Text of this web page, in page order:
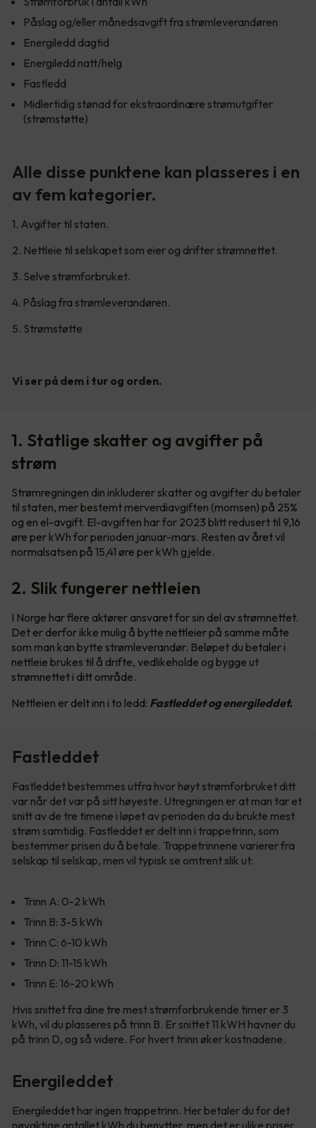
Påslag og/eller månedsavgift fra strømleverandøren
Energiledd dagtid
Energiledd natt/helg
Fastledd
Midlertidig stønad for ekstraordinære strømutgifter
(strømstøtte)
Alle disse punktene kan plasseres i en
av fem kategorier.
1. Avgifter til staten.
2. Nettleie til selskapet som eier og drifter strømnettet.
3. Selve strømforbruket.
4. Påslag fra strømleverandøren.
5. Strømstøtte
Vi ser på dem i tur og orden.
1. Statlige skatter og avgifter på
strøm
Strømregningen din inkluderer skatter og avgifter du betaler
til staten, mer bestemt merverdiavgiften (momsen) på 25%
og en el-avgift. El-avgiften har for 2023 blitt redusert til 9,16
øre per kWh for perioden januar-mars. Resten av året vil
normalsatsen på 15,41 øre per kWh gjelde.
2. Slik fungerer nettleien
I Norge har flere aktører ansvaret for sin del av strømnettet.
Det er derfor ikke mulig å bytte nettleier på samme måte
som man kan bytte strømleverandør. Beløpet du betaler i
nettleie brukes til å drifte, vedlikeholde og bygge ut
strømnettet i ditt område.
Nettleien er delt inn i to ledd: Fastleddet og energileddet.
Fastleddet
Fastleddet bestemmes utfra hvor høyt strømforbruket ditt
var når det var på sitt høyeste. Utregningen er at man tar et
snitt av de tre timene i løpet av perioden da du brukte mest
strøm samtidig. Fastleddet er delt inn i trappetrinn, som
bestemmer prisen du å betale. Trappetrinnene varierer fra
selskap til selskap, men vil typisk se omtrent slik ut:
Trinn A: 0-2 kWh
Trinn B: 3-5 kWh
Trinn C: 6-10 kWh
Trinn D: 11-15 kWh
Trinn E: 16-20 kWh
Hvis snittet fra dine tre mest strømforbrukende timer er 3
kWh, vil du plasseres på trinn B. Er snittet 11 kWH havner du
på trinn D, og så videre. For hvert trinn øker kostnadene.
Energileddet
Energileddet har ingen trappetrinn. Her betaler du for det
nøyaktige antallet kWh du benytter, men det er ulike priser